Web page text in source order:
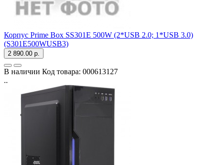
Корпус Prime Box SS301E 500W (2*USB 2.0; 1*USB 3.0)
(S301E500WUSB3)
2 890.00 р.
В наличии Код товара: 000613127
..